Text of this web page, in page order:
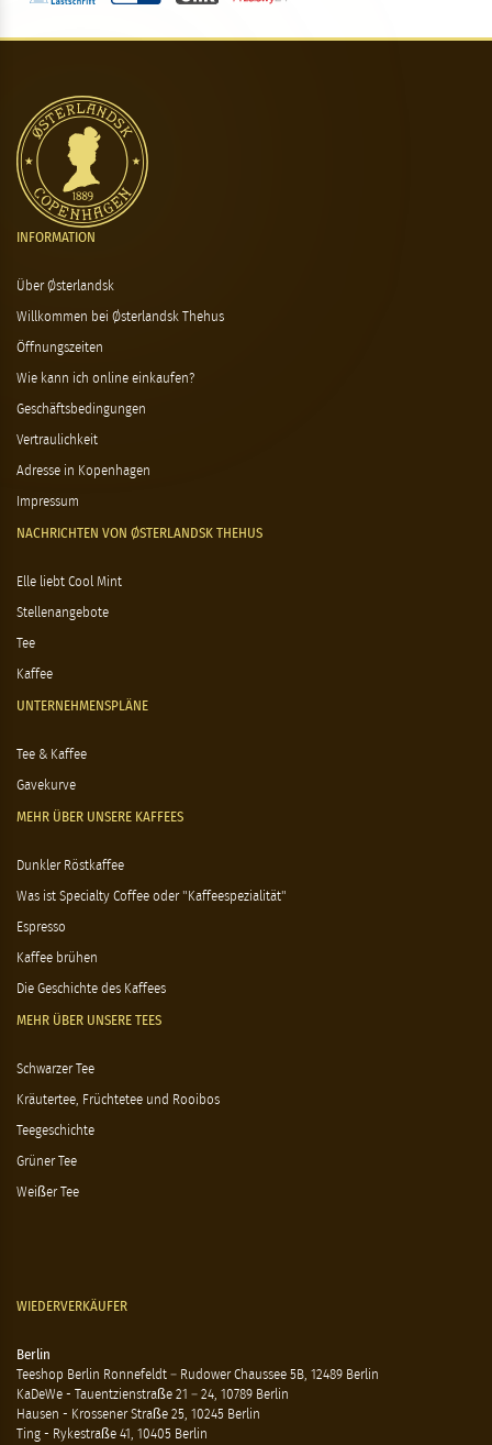
INFORMATION
Über Østerlandsk
Willkommen bei Østerlandsk Thehus
Öffnungszeiten
Wie kann ich online einkaufen?
Geschäftsbedingungen
Vertraulichkeit
Adresse in Kopenhagen
Impressum
NACHRICHTEN VON ØSTERLANDSK THEHUS
Elle liebt Cool Mint
Stellenangebote
Tee
Kaffee
UNTERNEHMENSPLÄNE
Tee & Kaffee
Gavekurve
MEHR ÜBER UNSERE KAFFEES
Dunkler Röstkaffee
Was ist Specialty Coffee oder "Kaffeespezialität"
Espresso
Kaffee brühen
Die Geschichte des Kaffees
MEHR ÜBER UNSERE TEES
Schwarzer Tee
Kräutertee, Früchtetee und Rooibos
Teegeschichte
Grüner Tee
Weißer Tee
WIEDERVERKÄUFER
Berlin
Teeshop Berlin Ronnefeldt – Rudower Chaussee 5B, 12489 Berlin
KaDeWe - Tauentzienstraße 21 – 24, 10789 Berlin
Hausen - Krossener Straße 25, 10245 Berlin
Ting - Rykestraße 41, 10405 Berlin